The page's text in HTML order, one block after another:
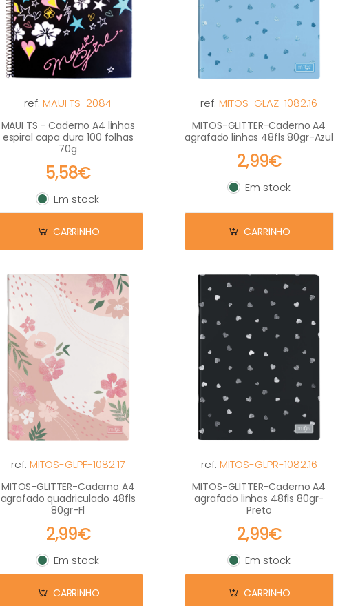
ref:MAUI TS-2084
MAUI TS - Caderno A4 linhas
espiral capa dura 100 folhas
70g
5,58€
Em stock
Em stock
CARRINHO
ref:MITOS-GLAZ-1082.16
MITOS-GLITTER-Caderno A4
agrafado linhas 48fls 80gr-Azul
2,99€
Em stock
Em stock
CARRINHO
ref: MITOS-GLPF-1082.17
MITOS-GLITTER-Caderno A4
agrafado quadriculado 48fls
80gr-Fl
2,99€
Em stock
Em stock
CARRINHO
ref: MITOS-GLPR-1082.16
MITOS-GLITTER-Caderno A4
agrafado linhas 48fls 80gr-
Preto
2,99€
Em stock
Em stock
CARRINHO